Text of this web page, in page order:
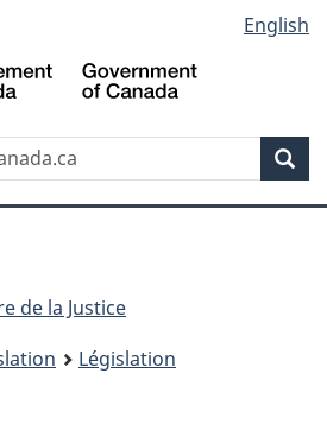
au
contenu
propos
de
la
HTML
simplifiée
English
de la Justice
Législation